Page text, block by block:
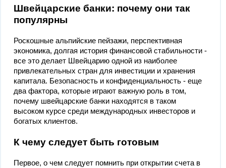
Швейцарские банки: почему они так
популярны
Роскошные альпийские пейзажи, перспективная
экономика, долгая история финансовой стабильности -
все это делает Швейцарию одной из наиболее
привлекательных стран для инвестиции и хранения
капитала. Безопасность и конфиденциальность - еще
два фактора, которые играют важную роль в том,
почему швейцарские банки находятся в таком
высоком курсе среди международных инвесторов и
богатых клиентов.
К чему следует быть готовым
Первое, о чем следует помнить при открытии счета в